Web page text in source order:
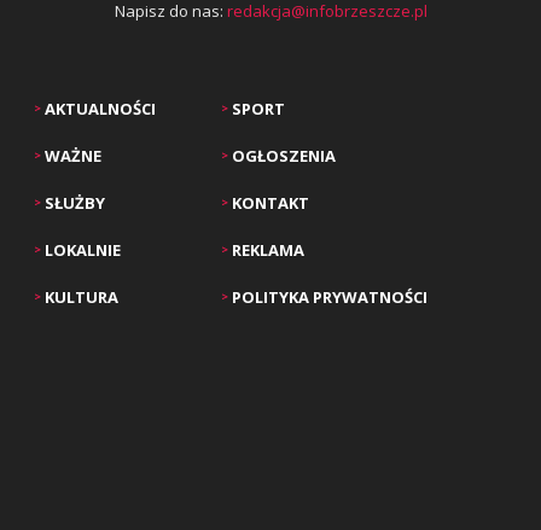
Napisz do nas: redakcja@infobrzeszcze.pl
> AKTUALNOŚCI
> WAŻNE
> SŁUŻBY
> LOKALNIE
> KULTURA
> SPORT
> OGŁOSZENIA
> KONTAKT
> REKLAMA
> POLITYKA PRYWATNOŚCI